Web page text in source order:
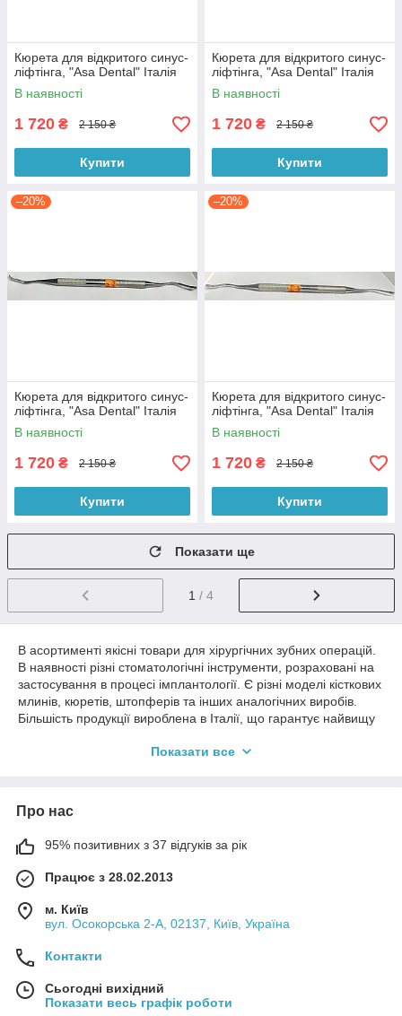
Кюрета для відкритого синус-
ліфтінга, "Asa Dental" Італія
В наявності
1 720 ₴ 2 150 ₴
Купити
Кюрета для відкритого синус-
ліфтінга, "Asa Dental" Італія
В наявності
1 720 ₴ 2 150 ₴
Купити
–20%
Кюрета для відкритого синус-
ліфтінга, "Asa Dental" Італія
В наявності
1 720 ₴ 2 150 ₴
Купити
–20%
Кюрета для відкритого синус-
ліфтінга, "Asa Dental" Італія
В наявності
1 720 ₴ 2 150 ₴
Купити
Показати ще
1 / 4
В асортименті якісні товари для хірургічних зубних операцій.
В наявності різні стоматологічні інструменти, розраховані на
застосування в процесі імплантології. Є різні моделі кісткових
млинів, кюретів, штопферів та інших аналогічних виробів.
Більшість продукції вироблена в Італії, що гарантує найвищу
Кісткові хірургічні інструменти
Вибираючи різні моделі стоматологічних інструментів для
хірургічного втручання в цьому каталозі, ви отримуєте не
ряд інших переваг:
● гарантована оригінальність продукції (підтверджується
супровідною документацією);
моделей);
Показати все
Про нас
95% позитивних з 37 відгуків за рік
Працює з 28.02.2013
м. Київ
вул. Осокорська 2-А, 02137, Київ, Україна
Контакти
Сьогодні вихідний
Показати весь графік роботи